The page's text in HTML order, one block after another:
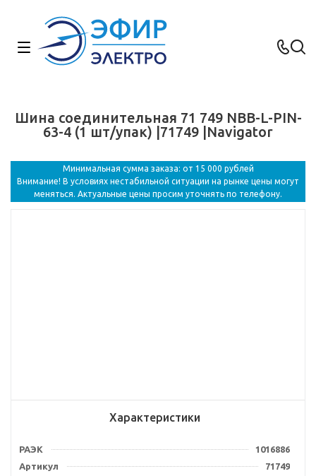
Шина соединительная 71 749 NBB-L-PIN-
63-4 (1 шт/упак) |71749 |Navigator
Минимальная сумма заказа: от 15 000 рублей
Внимание! В условиях нестабильной ситуации на рынке цены могут
меняться. Актуальные цены просим уточнять по телефону.
Характеристики
РАЭК
1016886
Артикул
71749